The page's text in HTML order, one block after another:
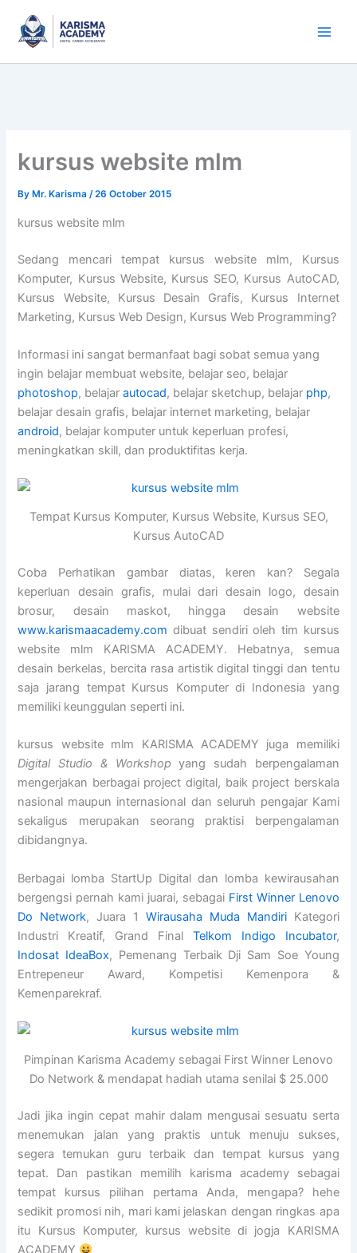
content
kursus website mlm
By Mr. Karisma/26 October 2015
kursus website mlm
Sedang mencari tempat kursus website mlm, Kursus
Komputer, Kursus Website, Kursus SEO, Kursus AutoCAD,
Kursus Website, Kursus Desain Grafis, Kursus Internet
Marketing, Kursus Web Design, Kursus Web Programming?
Informasi ini sangat bermanfaat bagi sobat semua yang
ingin belajar membuat website, belajar seo, belajar
photoshop, belajarautocad, belajar sketchup, belajar php,
belajar desain grafis, belajar internet marketing, belajar
android, belajar komputer untuk keperluan profesi,
meningkatkan skill, dan produktifitas kerja.
Tempat Kursus Komputer, Kursus Website, Kursus SEO,
Kursus AutoCAD
Coba Perhatikan gambar diatas, keren kan? Segala
keperluan desain grafis, mulai dari desain logo, desain
brosur, desain maskot, hingga desain website
www.karismaacademy.com dibuat sendiri oleh tim kursus
website mlm KARISMA ACADEMY. Hebatnya, semua
desain berkelas, bercita rasa artistik digital tinggi dan tentu
saja jarang tempat Kursus Komputer di Indonesia yang
memiliki keunggulan seperti ini.
kursus website mlm KARISMA ACADEMY juga memiliki
Digital Studio & Workshop yang sudah berpengalaman
mengerjakan berbagai project digital, baik project berskala
nasional maupun internasional dan seluruh pengajar Kami
sekaligus merupakan seorang praktisi berpengalaman
dibidangnya.
Berbagai lomba StartUp Digital dan lomba kewirausahan
bergengsi pernah kami juarai, sebagai First Winner Lenovo
Do Network, Juara 1 Wirausaha Muda MandiriKategori
Industri Kreatif, Grand Final Telkom Indigo Incubator,
Indosat IdeaBox, Pemenang Terbaik Dji Sam Soe Young
Entrepeneur Award, Kompetisi Kemenpora &
Kemenparekraf.
Pimpinan Karisma Academy sebagai First Winner Lenovo
Do Network & mendapat hadiah utama senilai $ 25.000
Jadi jika ingin cepat mahir dalam mengusai sesuatu serta
menemukan jalan yang praktis untuk menuju sukses,
segera temukan guru terbaik dan tempat kursus yang
tepat. Dan pastikan memilih karisma academy sebagai
tempat kursus pilihan pertama Anda, mengapa? hehe
sedikit promosi nih, mari kami jelaskan dengan ringkas apa
itu Kursus Komputer, kursus website di jogja KARISMA
ACADEMY